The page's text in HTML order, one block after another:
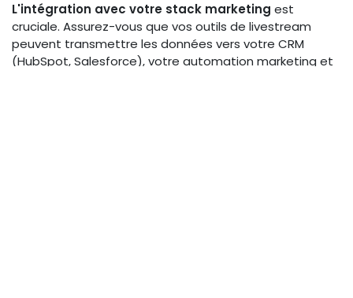
L'intégration avec votre stack marketing est
cruciale. Assurez-vous que vos outils de livestream
peuvent transmettre les données vers votre CRM
(HubSpot, Salesforce), votre automation marketing et